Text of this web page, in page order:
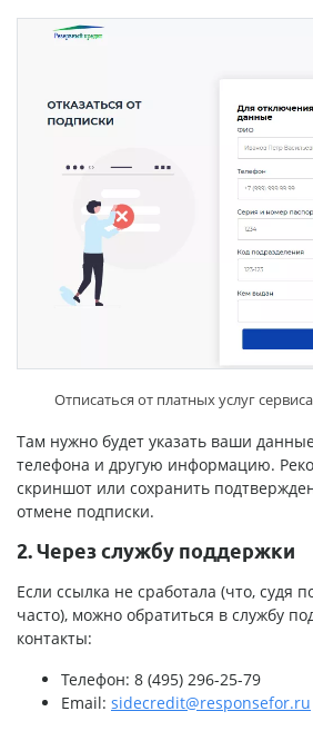
Отписаться от платных услуг
Там нужно будет указать ваши
телефона и другую информацию.
скриншот или сохранить
отмене подписки.
2. Через службу поддержки
Если ссылка не сработала (что, судя
часто), можно обратиться в службу
контакты:
Телефон: 8 (495) 296-25-79
Email: sidecredit@responsefor.ru